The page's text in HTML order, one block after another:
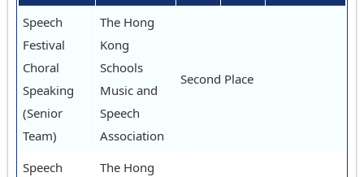
Speech
Festival
Choral
Speaking
(Senior
Team)
The Hong
Kong
Schools
Music and
Speech
Association
Second Place
Speech
The Hong